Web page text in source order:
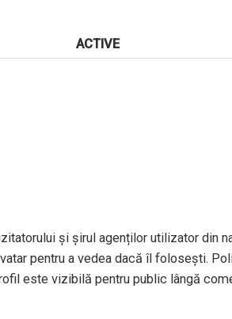
ACTIVE
și șirul agenților utilizator din
pentru a vedea dacă îl folosești.
este vizibilă pentru public lângă